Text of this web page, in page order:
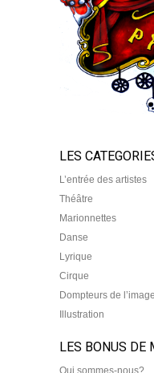
LES
L’entrée des artistes
Théâtre
Marionnettes
Danse
Lyrique
Cirque
Dompteurs de l’image
Illustration
LES BONUS DE
Qui sommes-nous?